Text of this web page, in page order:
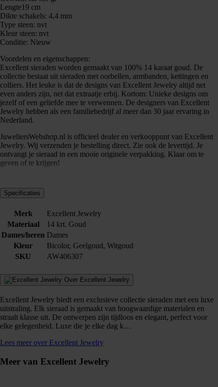
Lengte19 cm
Dikte schakels: 4,4 mm
Type steen: nvt
Kleur steen: nvt
​Conditie: Nieuw
Voordelen en eigenschappen:
Excellent sieraden worden gemaakt van 100% 14 karaat goud. De
collectie bestaat uit sieraden met oorbellen, armbanden, kettingen en
colliers. Het leuke is dat de designs van Excellent Jewelry altijd net
even anders zijn, net dat extraatje erbij. Kortom: Unieke designs om
jezelf of een geliefde mee te verwennen. De designers van Excellent
Jewelry hebben als een familiebedrijf al meer dan 30 jaar ervaring in
Nederland.
JuweliersWebshop.nl is officieel dealer en verkooppunt van Excellent
Jewelry. Wij verzenden je bestelling direct. Zie ook de levertijd. Je
ontvangt je sieraad in een mooie originele verpakking. Klaar om te
geven of te krijgen!
Specificaties
Merk
Excellent Jewelry
Materiaal
14 krt. Goud
Dames/heren Dames
Kleur
Bicolor, Geelgoud, Witgoud
SKU
AW406307
Over Excellent Jewelry
Excellent Jewelry biedt een exclusieve collectie sieraden met een luxe
uitstraling. Elk sieraad is gemaakt van hoogwaardige materialen en
straalt klasse uit. De ontwerpen zijn tijdloos en elegant, perfect voor
elke gelegenheid. Luxe die je elke dag k…
Lees meer over Excellent Jewelry
Meer van Excellent Jewelry